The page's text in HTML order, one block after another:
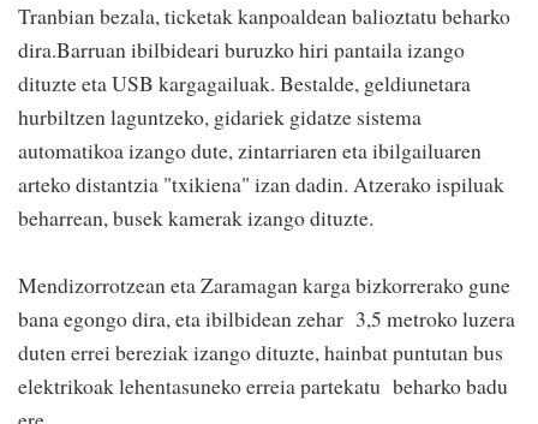
Tranbian bezala, ticketak kanpoaldean balioztatu beharko
dira.Barruan ibilbideari buruzko hiri pantaila izango
dituzte eta USB kargagailuak. Bestalde, geldiunetara
hurbiltzen laguntzeko, gidariek gidatze sistema
automatikoa izango dute, zintarriaren eta ibilgailuaren
arteko distantzia "txikiena" izan dadin. Atzerako ispiluak
beharrean, busek kamerak izango dituzte.
Mendizorrotzean eta Zaramagan karga bizkorrerako gune
bana egongo dira, eta ibilbidean zehar 3,5 metroko luzera
duten errei bereziak izango dituzte, hainbat puntutan bus
elektrikoak lehentasuneko erreia partekatu beharko badu